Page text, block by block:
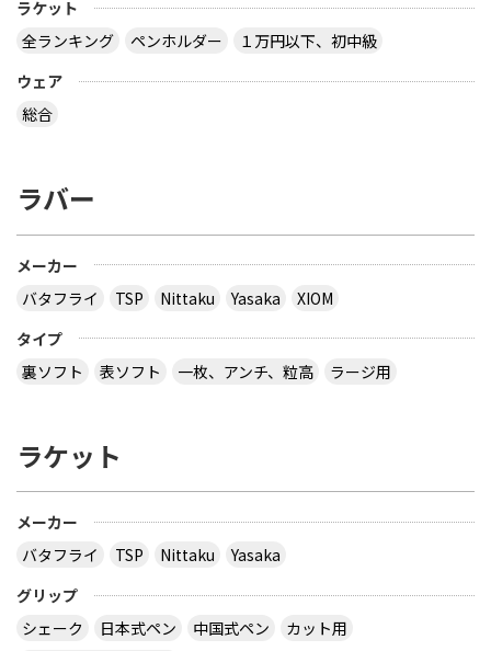
ラケット
全ランキング
ペンホルダー
１万円以下、初中級
ウェア
総合
ラバー
メーカー
バタフライ
TSP Nittaku Yasaka
XIOM
タイプ
裏ソフト
表ソフト 一枚、アンチ、粒高 ラージ用
ラケット
メーカー
バタフライ
TSP Nittaku
Yasaka
グリップ
シェーク
日本式ペン 中国式ペン
カット用